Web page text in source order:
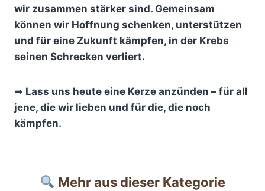
wir zusammen stärker sind. Gemeinsam
können wir Hoffnung schenken, unterstützen
und für eine Zukunft kämpfen, in der Krebs
seinen Schrecken verliert.
➡ Lass uns heute eine Kerze anzünden – für all
jene, die wir lieben und für die, die noch
kämpfen.
Mehr aus dieser Kategorie